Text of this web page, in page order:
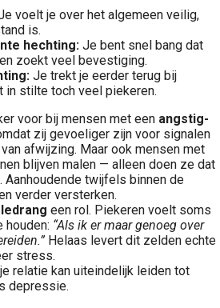
voelt je over het algemeen veilig,
is.
hechting: Je bent snel bang dat
zoekt veel bevestiging.
Je trekt je eerder terug bij
in stilte toch veel piekeren.
voor bij mensen met een angstig-
zij gevoeliger zijn voor signalen
afwijzing. Maar ook mensen met
blijven malen — alleen doen ze dat
Aanhoudende twijfels binnen de
verder versterken.
een rol. Piekeren voelt soms
houden: “Als ik er maar genoeg over
Helaas levert dit zelden echte
stress.
relatie kan uiteindelijk leiden tot
depressie.